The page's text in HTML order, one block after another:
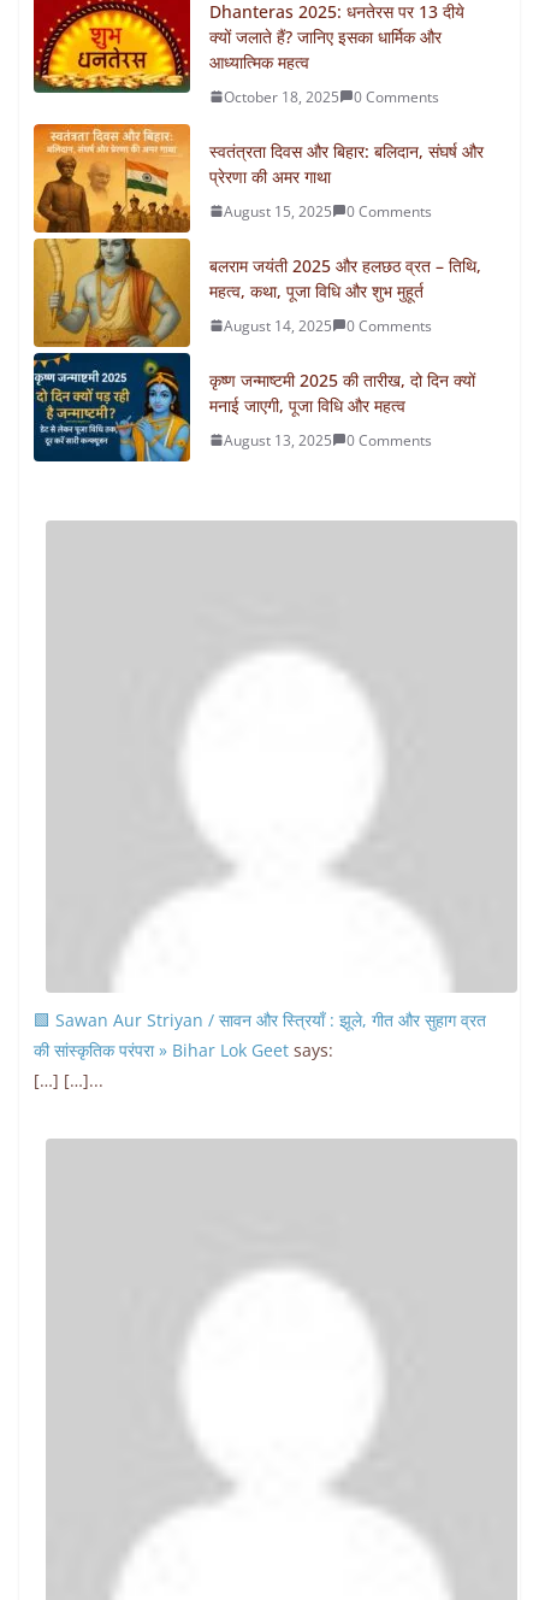
Dhanteras 2025: धनतेरस पर 13 दीये
क्यों जलाते हैं? जानिए इसका धार्मिक और
आध्यात्मिक महत्व
October 18, 2025 0 Comments
स्वतंत्रता दिवस और बिहार: बलिदान, संघर्ष और
प्रेरणा की अमर गाथा
August 15, 2025 0 Comments
बलराम जयंती 2025 और हलछठ व्रत – तिथि,
महत्व, कथा, पूजा विधि और शुभ मुहूर्त
August 14, 2025 0 Comments
कृष्ण जन्माष्टमी 2025 की तारीख, दो दिन क्यों
मनाई जाएगी, पूजा विधि और महत्व
August 13, 2025 0 Comments
🟩 Sawan Aur Striyan / सावन और स्त्रियाँ : झूले, गीत और सुहाग व्रत
की सांस्कृतिक परंपरा » Bihar Lok Geet says:
[…] […]...